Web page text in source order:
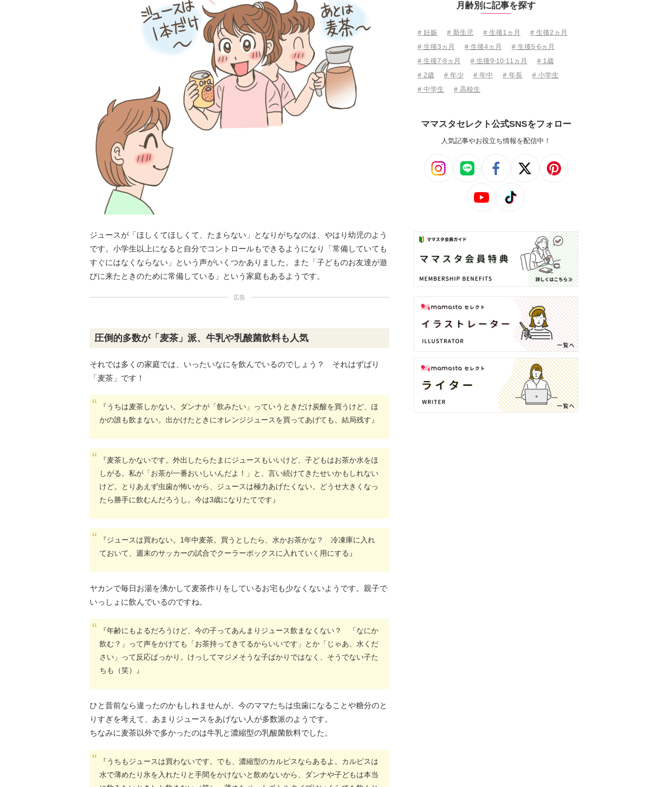
ジュースが「ほしくてほしくて、たまらない」となりがちなのは、やはり幼児のよう
です。小学生以上になると自分でコントロールもできるようになり「常備していても
すぐにはなくならない」という声がいくつかありました。また「子どものお友達が遊
びに来たときのために常備している」という家庭もあるようです。
広告
圧倒的多数が「麦茶」派、牛乳や乳酸菌飲料も人気
それでは多くの家庭では、いったいなにを飲んでいるのでしょう？ それはずばり
「麦茶」です！
『うちは麦茶しかない。ダンナが「飲みたい」っていうときだけ炭酸を買うけど、ほ
かの誰も飲まない。出かけたときにオレンジジュースを買ってあげても、結局残す』
『麦茶しかないです。外出したらたまにジュースもいいけど、子どもはお茶か水をほ
しがる。私が「お茶が一番おいしいんだよ！」と、言い続けてきたせいかもしれない
けど。とりあえず虫歯が怖いから、ジュースは極力あげたくない。どうせ大きくなっ
たら勝手に飲むんだろうし。今は3歳になりたてです』
『ジュースは買わない。1年中麦茶。買うとしたら、水かお茶かな？ 冷凍庫に入れ
ておいて、週末のサッカーの試合でクーラーボックスに入れていく用にする』
ヤカンで毎日お湯を沸かして麦茶作りをしているお宅も少なくないようです。親子で
いっしょに飲んでいるのですね。
『年齢にもよるだろうけど、今の子ってあんまりジュース飲まなくない？ 「なにか
飲む？」って声をかけても「お茶持ってきてるからいいです」とか「じゃあ、水くだ
さい」って反応ばっかり。けっしてマジメそうな子ばかりではなく、そうでない子た
ちも（笑）』
ひと昔前なら違ったのかもしれませんが、今のママたちは虫歯になることや糖分のと
りすぎを考えて、あまりジュースをあげない人が多数派のようです。
ちなみに麦茶以外で多かったのは牛乳と濃縮型の乳酸菌飲料でした。
『うちもジュースは買わないです。でも、濃縮型のカルピスならあるよ。カルピスは
水で薄めたり氷を入れたりと手間をかけないと飲めないから、ダンナや子どもは本当
月齢別に記事を探す
# 妊娠 # 新生児 # 生後1ヵ月
# 生後2ヵ月
# 生後3ヵ月
# 生後4ヵ月
# 生後5⋅6ヵ月
# 生後7⋅8ヵ月
# 生後9⋅10⋅11ヵ月
# 1歳
# 2歳
# 年少 # 年中 # 年長
# 小学生
# 中学生
# 高校生
ママスタセレクト公式SNSをフォロー
人気記事やお役立ち情報を配信中！